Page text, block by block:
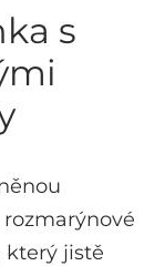
s
který jistě